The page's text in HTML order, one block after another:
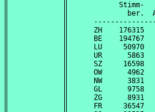
Stimm-
ber.
ZH
BE
LU     50970
UR
SZ     16598
OW
NW
GL
ZG      8931
FR